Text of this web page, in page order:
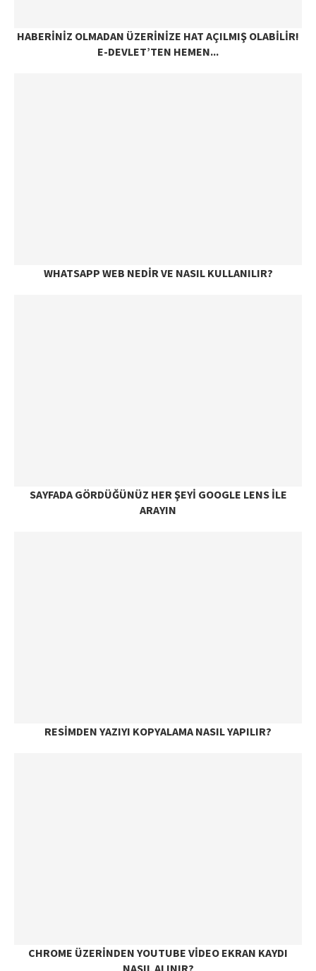
HABERINIZ OLMADAN ÜZERINIZE HAT AÇILMIŞ OLABILIR!
E-DEVLET’TEN HEMEN...
WHATSAPP WEB NEDIR VE NASIL KULLANILIR?
SAYFADA GÖRDÜĞÜNÜZ HER ŞEYI GOOGLE LENS ILE
ARAYIN
RESIMDEN YAZIYI KOPYALAMA NASIL YAPILIR?
CHROME ÜZERINDEN YOUTUBE VIDEO EKRAN KAYDI
NASIL ALINIR?